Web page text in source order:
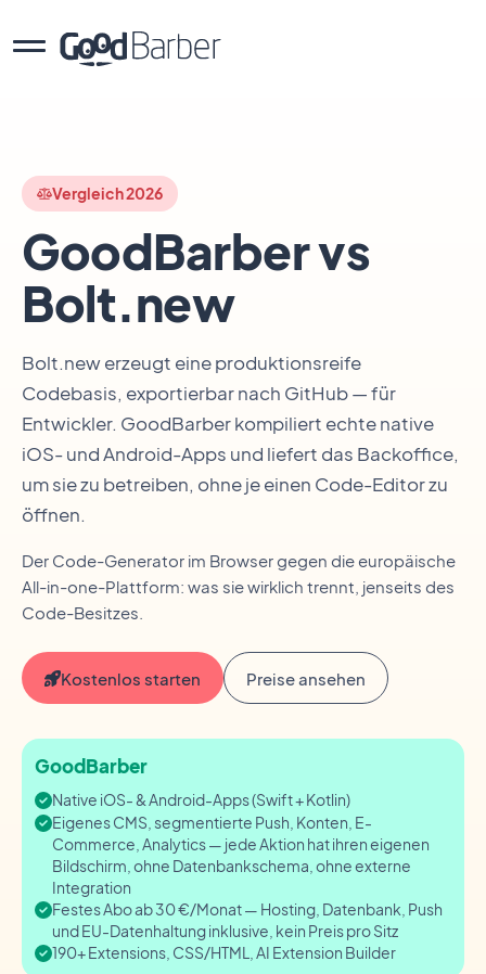
Vergleich 2026
GoodBarber vs
Bolt.new
Bolt.new erzeugt eine produktionsreife
Codebasis, exportierbar nach GitHub — für
Entwickler. GoodBarber kompiliert echte native
iOS- und Android-Apps und liefert das Backoffice,
um sie zu betreiben, ohne je einen Code-Editor zu
öffnen.
Der Code-Generator im Browser gegen die europäische
All-in-one-Plattform: was sie wirklich trennt, jenseits des
Code-Besitzes.
Kostenlos starten Preise ansehen
GoodBarber
Native iOS- & Android-Apps (Swift + Kotlin)
Eigenes CMS, segmentierte Push, Konten, E-
Commerce, Analytics — jede Aktion hat ihren eigenen
Bildschirm, ohne Datenbankschema, ohne externe
Integration
Festes Abo ab 30 €/Monat — Hosting, Datenbank, Push
und EU-Datenhaltung inklusive, kein Preis pro Sitz
190+ Extensions, CSS/HTML, AI Extension Builder